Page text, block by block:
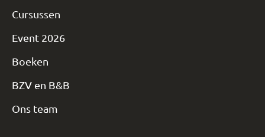
Cursussen
Event 2026
Boeken
BZV en B&B
Ons team